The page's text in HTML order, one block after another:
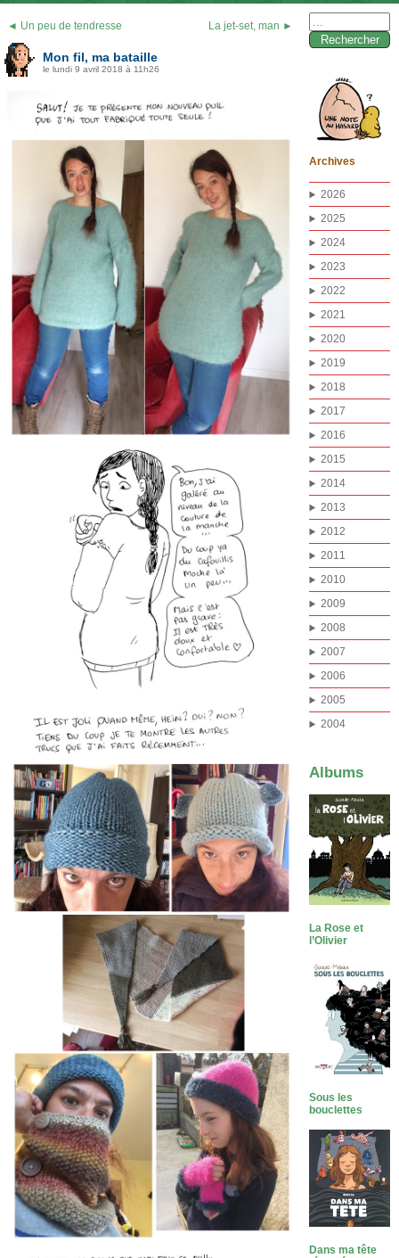
◄ Un peu de tendresse La jet-set, man ►
Mon fil, ma bataille
le lundi 9 avril 2018 à 11h26
Archives
2026
2025
2024
2023
2022
2021
2020
2019
2018
2017
2016
2015
2014
2013
2012
2011
2010
2009
2008
2007
2006
2005
2004
Albums
La Rose et
l’Olivier
Sous les
bouclettes
Dans ma tête